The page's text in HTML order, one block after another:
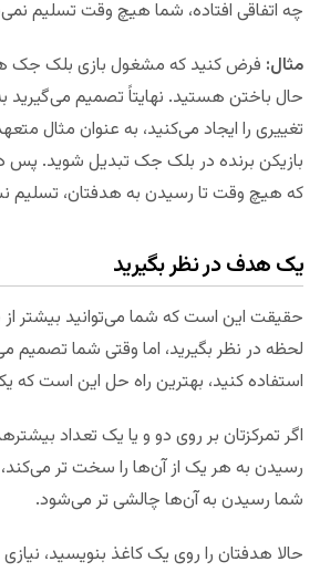
چه اتفاقی افتاده، شما هیچ وقت تسلیم
مثال: فرض کنید که مشغول بازی بلک جک
حال باختن هستید. نهایتاً تصمیم می‌گیرید
تغییری را ایجاد می‌کنید، به عنوان مثال
بازیکن برنده در بلک جک تبدیل شوید. پس
که هیچ وقت تا رسیدن به هدفتان، تسلیم
یک هدف در نظر بگیرید
حقیقت این است که شما می‌توانید بیشتر
لحظه در نظر بگیرید، اما وقتی شما تصمیم
استفاده کنید، بهترین راه حل این است
اگر تمرکزتان بر روی دو و یا یک تعداد
رسیدن به هر یک از آن‌ها را سخت تر می‌کند،
شما رسیدن به آن‌ها چالشی تر می‌شود.
حالا هدفتان را روی یک کاغذ بنویسید،